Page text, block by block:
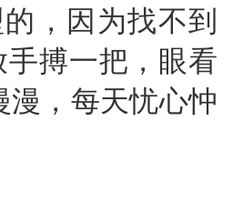
，因为找不到
搏一把，眼看
，每天忧心忡